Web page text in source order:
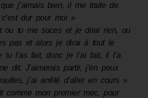
j’aimais bien, il me traite de
dur pour moi »
ou tu me suces et je dirairien, ou
pas et alors je diraià tout le
tu l’as fait, donc je l’ai fait, il l’a
dit. J’aimerais partir, j’en peux
j’ai arrêté d’aller en cours »
comme mon premier mec, pour